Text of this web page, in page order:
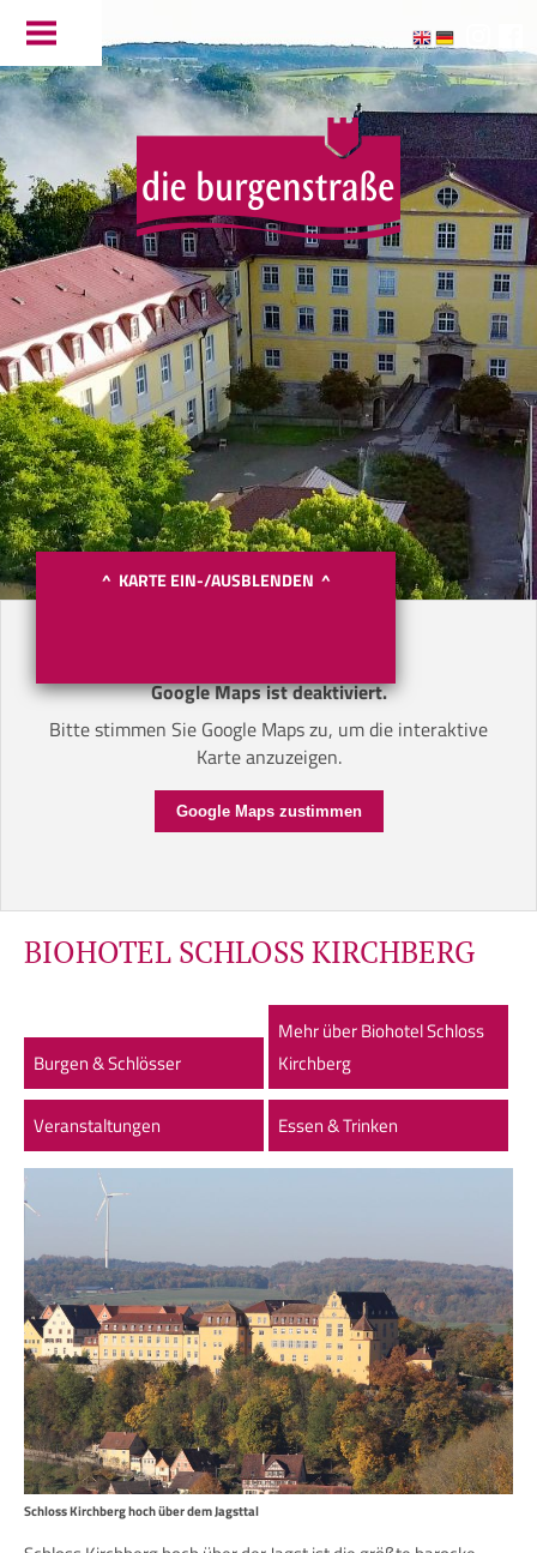
^ KARTE EIN-/AUSBLENDEN ^
Google Maps ist deaktiviert.
Bitte stimmen Sie Google Maps zu, um die interaktive
Karte anzuzeigen.
Google Maps zustimmen
BIOHOTEL SCHLOSS KIRCHBERG
Burgen & Schlösser
Mehr über Biohotel Schloss
Kirchberg
Veranstaltungen Essen & Trinken
Schloss Kirchberg hoch über dem Jagsttal